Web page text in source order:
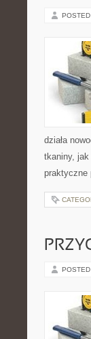
działa
tkaniny,
praktyczne